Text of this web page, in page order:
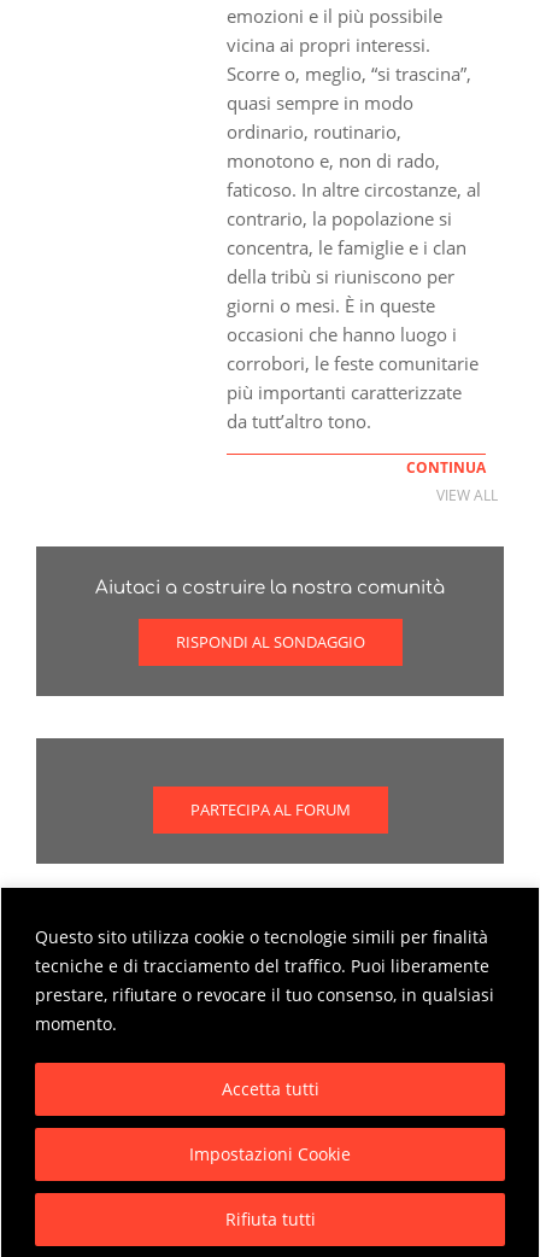
Questo sito utilizza cookie o tecnologie simili per finalità
tecniche e di tracciamento del traffico. Puoi liberamente
prestare, rifiutare o revocare il tuo consenso, in qualsiasi
momento.
Impostazioni Cookie
Rifiuta tutti
Accetta tutti
emozioni e il più possibile
vicina ai propri interessi.
Scorre o, meglio, “si trascina”,
quasi sempre in modo
ordinario, routinario,
monotono e, non di rado,
faticoso. In altre circostanze, al
contrario, la popolazione si
concentra, le famiglie e i clan
della tribù si riuniscono per
giorni o mesi. È in queste
occasioni che hanno luogo i
corrobori, le feste comunitarie
più importanti caratterizzate
da tutt’altro tono.
CONTINUA
VIEW ALL
Aiutaci a costruire la nostra comunità
RISPONDI AL SONDAGGIO
PARTECIPA AL FORUM
Scopri come partecipare al forum
MODALITÀ DI PARTECIPAZIONE AL FORUM
Privacy Policy